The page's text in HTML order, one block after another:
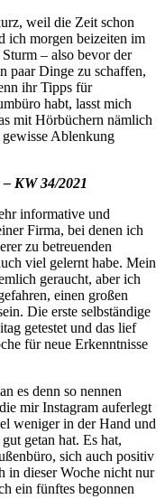
weil die Zeit schon
ich morgen beizeiten im
– also bevor der
paar Dinge zu schaffen,
ihr Tipps für
habt, lasst mich
mit Hörbüchern nämlich
Ablenkung
KW 34/2021
informative und
Firma, bei denen ich
zu betreuenden
viel gelernt habe. Mein
geraucht, aber ich
einen großen
Die erste selbständige
getestet und das lief
für neue Erkenntnisse
es denn so nennen
mir Instagram auferlegt
weniger in der Hand und
getan hat. Es hat,
sich auch positiv
in dieser Woche nicht nur
ein fünftes begonnen